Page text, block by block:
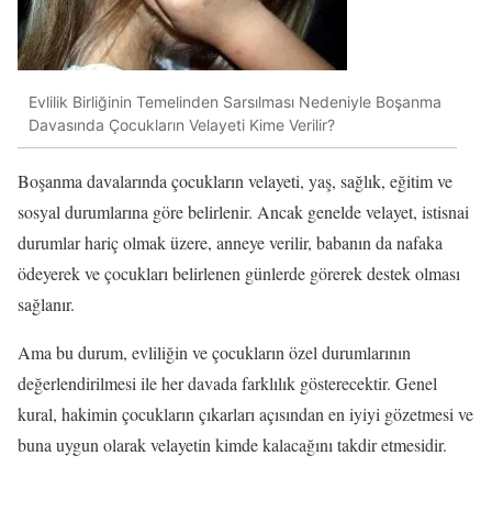
Evlilik Birliğinin Temelinden Sarsılması Nedeniyle Boşanma
Davasında Çocukların Velayeti Kime Verilir?
Boşanma davalarında çocukların velayeti, yaş, sağlık, eğitim ve
sosyal durumlarına göre belirlenir. Ancak genelde velayet, istisnai
durumlar hariç olmak üzere, anneye verilir, babanın da nafaka
ödeyerek ve çocukları belirlenen günlerde görerek destek olması
sağlanır.
Ama bu durum, evliliğin ve çocukların özel durumlarının
değerlendirilmesi ile her davada farklılık gösterecektir. Genel
kural, hakimin çocukların çıkarları açısından en iyiyi gözetmesi ve
buna uygun olarak velayetin kimde kalacağını takdir etmesidir.